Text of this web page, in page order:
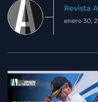
Revista
enero 30,